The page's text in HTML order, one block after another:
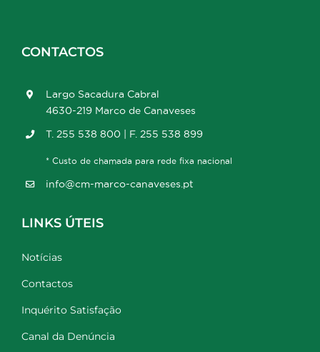
CONTACTOS
Largo Sacadura Cabral
4630-219 Marco de Canaveses
T. 255 538 800 | F. 255 538 899
* Custo de chamada para rede fixa nacional
info@cm-marco-canaveses.pt
LINKS ÚTEIS
Notícias
Contactos
Inquérito Satisfação
Canal da Denúncia